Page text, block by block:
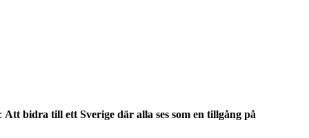
Att bidra till ett Sverige där alla ses som en tillgång på